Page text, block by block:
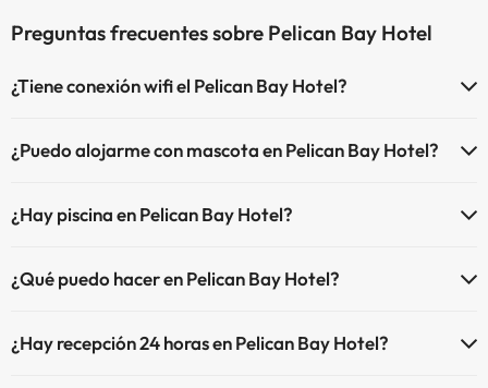
Preguntas frecuentes sobre Pelican Bay Hotel
¿Tiene conexión wifi el Pelican Bay Hotel?
¿Puedo alojarme con mascota en Pelican Bay Hotel?
¿Hay piscina en Pelican Bay Hotel?
Aquí tienes más info sobre la piscina y otras instalaciones.
Piscina al aire libre (toda la temporada)
¿Qué puedo hacer en Pelican Bay Hotel?
pueden ser de pago).
¿Hay recepción 24 horas en Pelican Bay Hotel?